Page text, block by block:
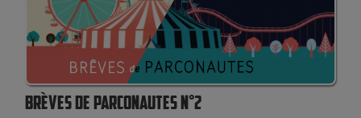
BRÈVES DE PARCONAUTES N°2